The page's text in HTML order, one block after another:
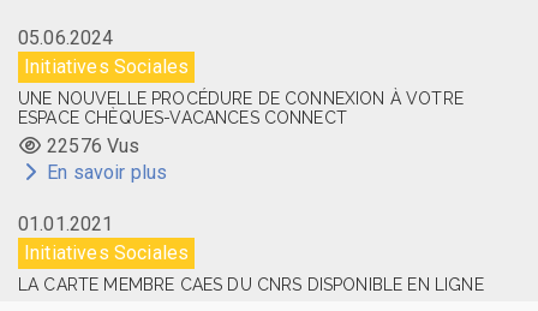
05.06.2024
Initiatives Sociales
UNE NOUVELLE PROCÉDURE DE CONNEXION À VOTRE
ESPACE CHÈQUES-VACANCES CONNECT
22576 Vus
En savoir plus
01.01.2021
Initiatives Sociales
LA CARTE MEMBRE CAES DU CNRS DISPONIBLE EN LIGNE